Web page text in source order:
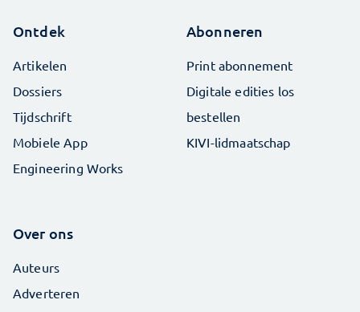
Ontdek
Artikelen
Dossiers
Tijdschrift
Mobiele App
Engineering Works
Abonneren
Print abonnement
Digitale edities los
bestellen
KIVI-lidmaatschap
Over ons
Auteurs
Adverteren